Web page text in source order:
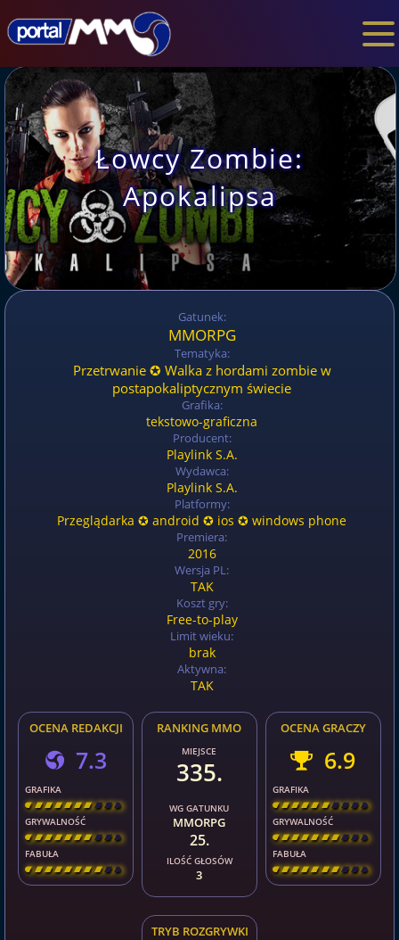
Łowcy Zombie:
Apokalipsa
Gatunek:
MMORPG
Tematyka:
Przetrwanie ✪ Walka z hordami zombie w
postapokaliptycznym świecie
Grafika:
tekstowo-graficzna
Producent:
Playlink S.A.
Wydawca:
Playlink S.A.
Platformy:
Przeglądarka ✪ android ✪ ios ✪ windows phone
Premiera:
2016
Wersja PL:
TAK
Koszt gry:
Free-to-play
Limit wieku:
brak
Aktywna:
TAK
TRYB ROZGRYWKI
RANKING MMO
MIEJSCE
335.
WG GATUNKU
MMORPG
25.
ILOŚĆ GŁOSÓW
3
OCENA GRACZY
6.9
GRAFIKA
[ \ \ \ \ \ \ \ \ ]
GRYWALNOŚĆ
[ \ \ \ \ \ \ \ \ ]
FABUŁA
[ \ \ \ \ \ \ \ \ ]
OCENA REDAKCJI
7.3
GRAFIKA
[ \ \ \ \ \ \ \ \ ]
GRYWALNOŚĆ
[ \ \ \ \ \ \ \ \ ]
FABUŁA
[ \ \ \ \ \ \ \ \ ]